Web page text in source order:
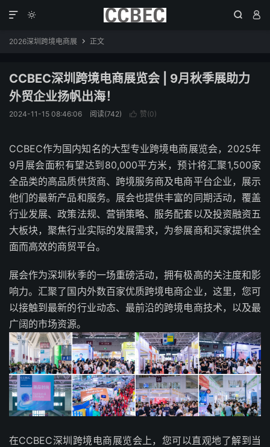
  

2026深圳跨境电商展  正文
CCBEC深圳跨境电商展览会 | 9月秋季展助力
外贸企业扬帆出海！
2024-11-15 08:46:06 阅读(742)  赞(0)
CCBEC作为国内知名的大型专业跨境电商展览会，2025年
9月展会面积有望达到80,000平方米，预计将汇聚1,500家
全品类的高品质供货商、跨境服务商及电商平台企业，展示
他们的最新产品和服务。展会也提供丰富的同期活动，覆盖
行业发展、政策法规、营销策略、服务配套以及投资融资五
大板块，聚焦行业实际的发展需求，为参展商和买家提供全
面而高效的商贸平台。
展会作为深圳秋季的一场重磅活动，拥有极高的关注度和影
响力。汇聚了国内外数百家优质跨境电商企业，这里，您可
以接触到最新的行业动态、最前沿的跨境电商技术，以及最
广阔的市场资源。
在CCBEC深圳跨境电商展览会上，您可以直观地了解到当